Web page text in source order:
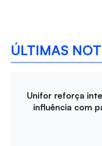
ÚLTIMAS
Unifor reforça
influência com